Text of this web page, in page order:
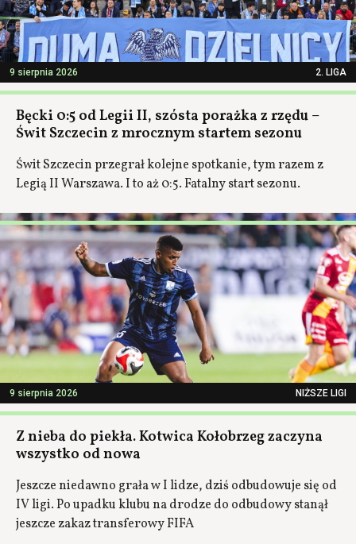
9 sierpnia 2026 2. LIGA
Bęcki 0:5 od Legii II, szósta porażka z rzędu –
Świt Szczecin z mrocznym startem sezonu
Świt Szczecin przegrał kolejne spotkanie, tym razem z
Legią II Warszawa. I to aż 0:5. Fatalny start sezonu.
9 sierpnia 2026 NIŻSZE LIGI
Z nieba do piekła. Kotwica Kołobrzeg zaczyna
wszystko od nowa
Jeszcze niedawno grała w I lidze, dziś odbudowuje się od
IV ligi. Po upadku klubu na drodze do odbudowy stanął
jeszcze zakaz transferowy FIFA